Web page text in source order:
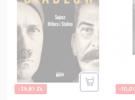
-39,81 ZŁ -